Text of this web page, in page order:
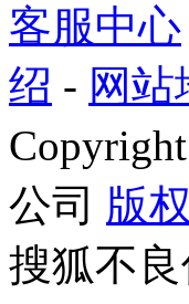
客服中心
绍 - 网站
Copyright
公司 版
搜狐不良